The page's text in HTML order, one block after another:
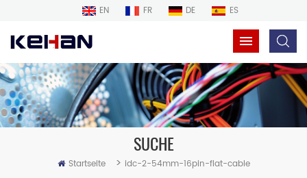
EN FR DE ES
SUCHE
Startseite > idc-2-54mm-16pin-flat-cable